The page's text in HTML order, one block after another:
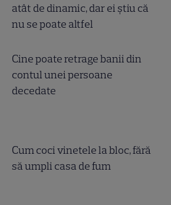
atât de dinamic, dar ei știu că
nu se poate altfel
Cine poate retrage banii din
contul unei persoane
decedate
Cum coci vinetele la bloc, fără
să umpli casa de fum